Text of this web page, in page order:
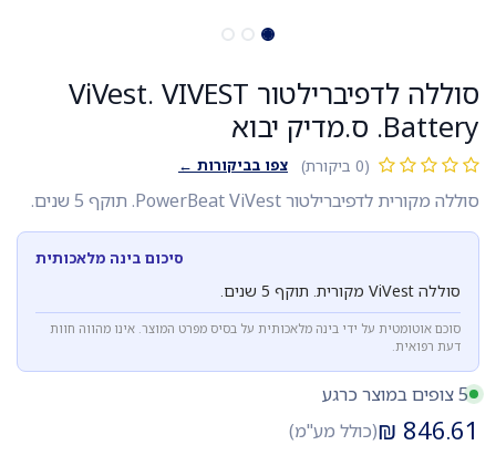
סוללה לדפיברילטור ViVest. VIVEST
Battery. ס.מדיק יבוא
(0 ביקורת) צפו בביקורות ←
סוללה מקורית לדפיברילטור PowerBeat ViVest. תוקף 5 שנים.
סיכום בינה מלאכותית
סוללה ViVest מקורית. תוקף 5 שנים.
סוכם אוטומטית על ידי בינה מלאכותית על בסיס מפרט המוצר. אינו מהווה חוות
דעת רפואית.
5 צופים במוצר כרגע
846.61
₪(כולל מע"מ)